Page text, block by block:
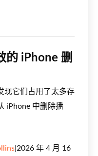
的 iPhone 删
现它们占用了太多存
iPhone 中删除播
2026 年 4 月 16